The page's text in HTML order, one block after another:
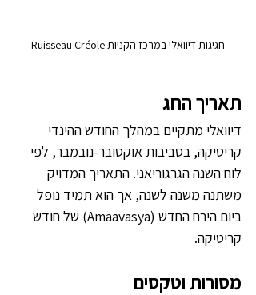
חגיגות דיוואלי במרכז הקניות Ruisseau Créole
תאריך החג
דיוואלי מתקיים במהלך החודש ההינדי
קריטיקה, בסביבות אוקטובר-נובמבר, לפי
לוח השנה הגרגוריאני. התאריך המדויק
משתנה משנה לשנה, אך הוא תמיד נופל
ביום הירח החדש (Amaavasya) של חודש
קריטיקה.
מסורות וטקסים